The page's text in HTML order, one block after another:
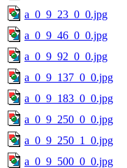
a_0_9_23_0_0.jpg
a_0_9_46_0_0.jpg
a_0_9_92_0_0.jpg
a_0_9_137_0_0.jpg
a_0_9_183_0_0.jpg
a_0_9_250_0_0.jpg
a_0_9_250_1_0.jpg
a_0_9_500_0_0.jpg